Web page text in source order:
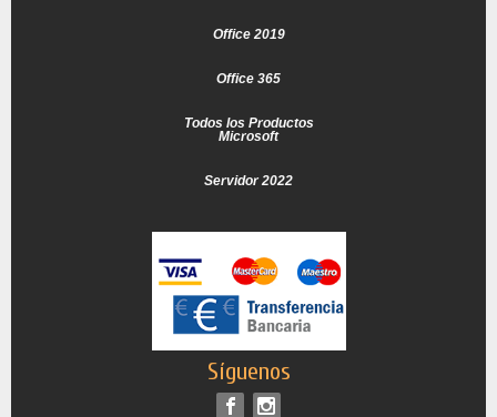
Office 2019
Office 365
Todos los Productos
Microsoft
Servidor 2022
Síguenos